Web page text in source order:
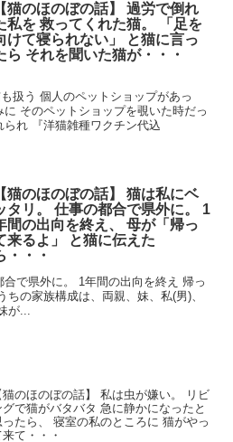
【猫のほのぼの話】 過労で倒れ
私を 救ってくれた猫。 「足を
けて寝られない」 と猫に言っ
ら それを聞いた猫が・・・
扱う 個人のペットショップがあっ
そのペットショップを覗いた時だっ
れ 『洋猫雑種ワクチン代込
【猫のほのぼの話】 猫は私にベ
タリ。 仕事の都合で県外に。 1
間の出向を終え、 母が「帰っ
来るよ」 と猫に伝えた
・・・
で県外に。 1年間の出向を終え 帰っ
の家族構成は、両親、妹、私(男)、
が...
猫のほのぼの話】 私は虫が嫌い。 リビ
グで猫がバタバタ 急に静かになったと
ったら、 寝室の私のところに 猫がやっ
て・・・